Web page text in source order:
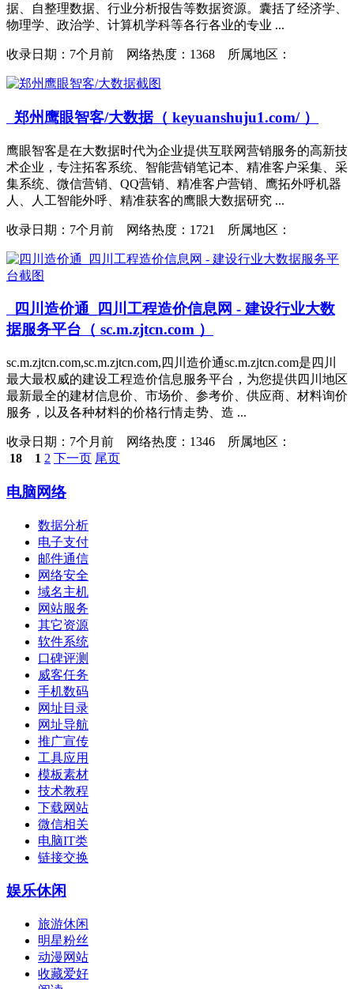
据、自整理数据、行业分析报告等数据资源。囊括了经济学、
物理学、政治学、计算机学科等各行各业的专业 ...
收录日期： 7个月前 网络热度：1368 所属地区：
郑州鹰眼智客/大数据（ keyuanshuju1.com/ ）
鹰眼智客是在大数据时代为企业提供互联网营销服务的高新技
术企业，专注拓客系统、智能营销笔记本、精准客户采集、采
集系统、微信营销、QQ营销、精准客户营销、鹰拓外呼机器
人、人工智能外呼、精准获客的鹰眼大数据研究 ...
收录日期： 7个月前 网络热度：1721 所属地区：
四川造价通_四川工程造价信息网 - 建设行业大数
据服务平台（ sc.m.zjtcn.com ）
sc.m.zjtcn.com,sc.m.zjtcn.com,四川造价通sc.m.zjtcn.com是四川
最大最权威的建设工程造价信息服务平台，为您提供四川地区
最新最全的建材信息价、市场价、参考价、供应商、材料询价
服务，以及各种材料的价格行情走势、造 ...
收录日期： 7个月前 网络热度：1346 所属地区：
18
1 2 下一页 尾页
电脑网络
数据分析
电子支付
邮件通信
网络安全
域名主机
网站服务
其它资源
软件系统
口碑评测
威客任务
手机数码
网址目录
网址导航
推广宣传
工具应用
模板素材
技术教程
下载网站
微信相关
电脑IT类
链接交换
娱乐休闲
旅游休闲
明星粉丝
动漫网站
收藏爱好